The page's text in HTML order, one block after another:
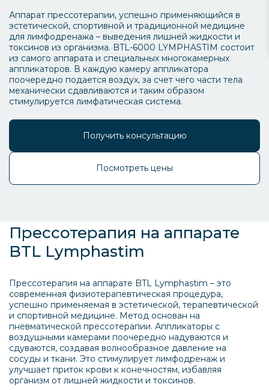
Аппарат прессотерапии, успешно применяющийся в
эстетической, спортивной и традиционной медицине
для лимфодренажа – выведения лишней жидкости и
токсинов из организма. BTL-6000 LYMPHASTIM состоит
из самого аппарата и специальных многокамерных
аппликаторов. В каждую камеру аппликатора
поочередно подается воздух, за счет чего части тела
механически сдавливаются и таким образом
стимулируется лимфатическая система.
Получить консультацию
Посмотреть цены
Прессотерапия на аппарате
BTL Lymphastim
Прессотерапия на аппарате BTL Lymphastim – это
современная физиотерапевтическая процедура,
успешно применяемая в эстетической, терапевтической
и спортивной медицине. Метод основан на
пневматической прессотерапии. Аппликаторы с
воздушными камерами поочередно надуваются и
сдуваются, создавая волнообразное давление на
сосуды и ткани. Это стимулирует лимфодренаж и
улучшает приток крови к конечностям, избавляя
организм от лишней жидкости и токсинов.